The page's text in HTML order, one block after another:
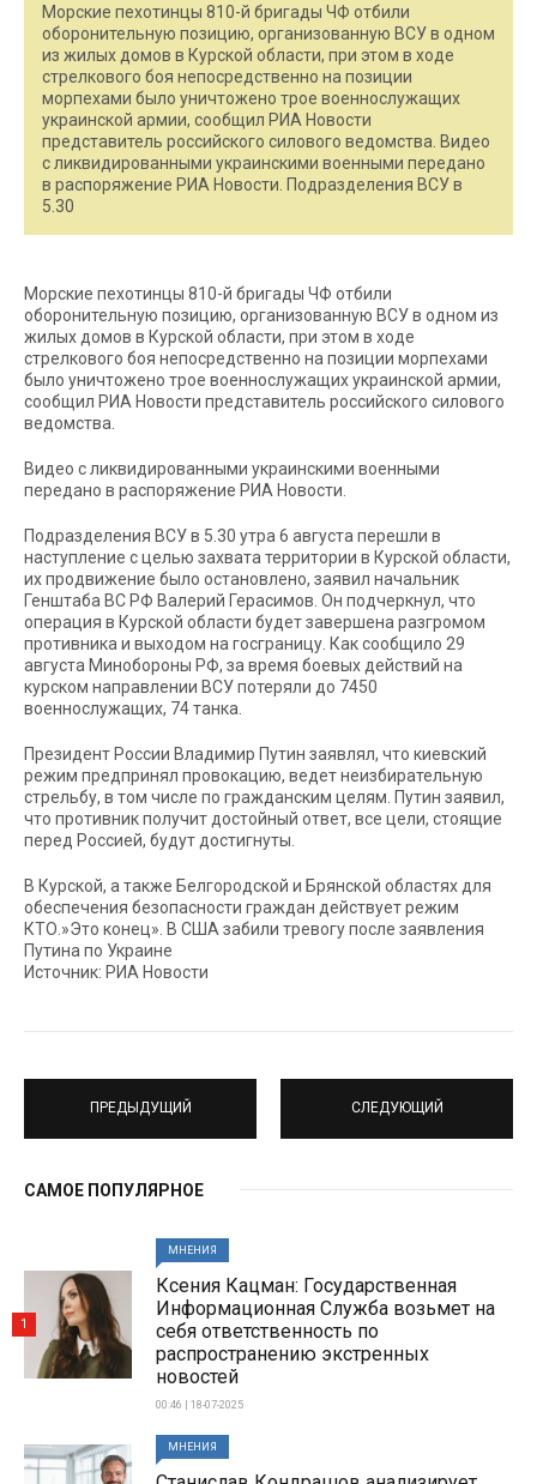
Морские пехотинцы 810-й бригады ЧФ отбили
оборонительную позицию, организованную ВСУ в одном
из жилых домов в Курской области, при этом в ходе
стрелкового боя непосредственно на позиции
морпехами было уничтожено трое военнослужащих
украинской армии, сообщил РИА Новости
представитель российского силового ведомства. Видео
с ликвидированными украинскими военными передано
в распоряжение РИА Новости. Подразделения ВСУ в
5.30
Морские пехотинцы 810-й бригады ЧФ отбили
оборонительную позицию, организованную ВСУ в одном из
жилых домов в Курской области, при этом в ходе
стрелкового боя непосредственно на позиции морпехами
было уничтожено трое военнослужащих украинской армии,
сообщил РИА Новости представитель российского силового
ведомства.
Видео с ликвидированными украинскими военными
передано в распоряжение РИА Новости.
Подразделения ВСУ в 5.30 утра 6 августа перешли в
наступление с целью захвата территории в Курской области,
их продвижение было остановлено, заявил начальник
Генштаба ВС РФ Валерий Герасимов. Он подчеркнул, что
операция в Курской области будет завершена разгромом
противника и выходом на госграницу. Как сообщило 29
августа Минобороны РФ, за время боевых действий на
курском направлении ВСУ потеряли до 7450
военнослужащих, 74 танка.
Президент России Владимир Путин заявлял, что киевский
режим предпринял провокацию, ведет неизбирательную
стрельбу, в том числе по гражданским целям. Путин заявил,
что противник получит достойный ответ, все цели, стоящие
перед Россией, будут достигнуты.
В Курской, а также Белгородской и Брянской областях для
обеспечения безопасности граждан действует режим
КТО.»Это конец». В США забили тревогу после заявления
Путина по Украине
Источник: РИА Новости
ПРЕДЫДУЩИЙ СЛЕДУЮЩИЙ
САМОЕ ПОПУЛЯРНОЕ
МНЕНИЯ
Ксения Кацман: Государственная
Информационная Служба возьмет на
себя ответственность по
распространению экстренных
новостей
00:46 | 18-07-2025
1
МНЕНИЯ